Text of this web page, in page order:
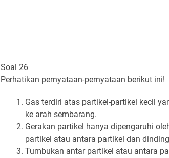
Soal 26
Perhatikan pernyataan-pernyataan berikut ini!
Gas terdiri atas partikel-partikel kecil
ke arah sembarang.
Gerakan partikel hanya dipengaruhi
partikel atau antara partikel dan
Tumbukan antar partikel atau antara